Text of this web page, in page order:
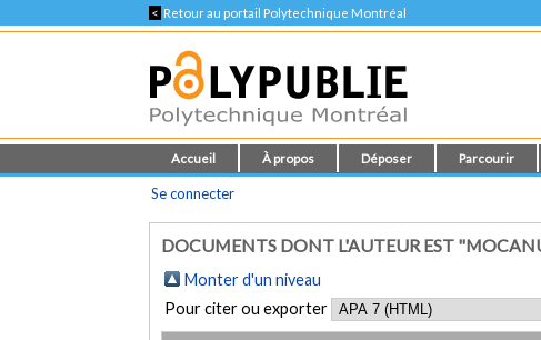
< Retour au portail Polytechnique Montréal
Accueil À propos Déposer Parcourir
Se connecter
DOCUMENTS DONT L'AUTEUR EST
Monter d'un niveau
Pour citer ou exporter